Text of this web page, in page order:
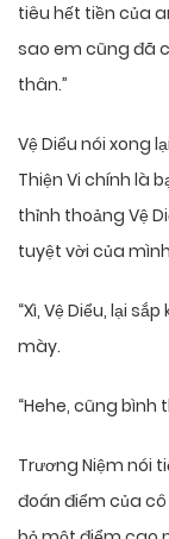
tiêu hết tiền của
sao em cũng đã
thân.”
Vệ Diểu nói xong
Thiện Vi chính là
thỉnh thoảng Vệ
tuyệt vời của
“Xì, Vệ Diểu, lại
mày.
“Hehe, cũng bình
Trương Niệm nói
đoán điểm của